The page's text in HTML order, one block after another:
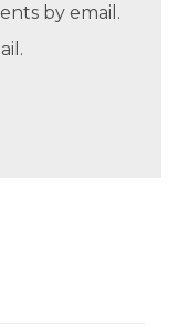
by email.